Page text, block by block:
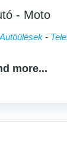
- Moto
Autóülések
more...